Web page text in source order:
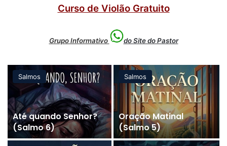
Curso de Violão Gratuito
Grupo Informativo do Site do Pastor
Salmos
Até quando Senhor?
(Salmo 6)
Salmos
Oração Matinal
(Salmo 5)